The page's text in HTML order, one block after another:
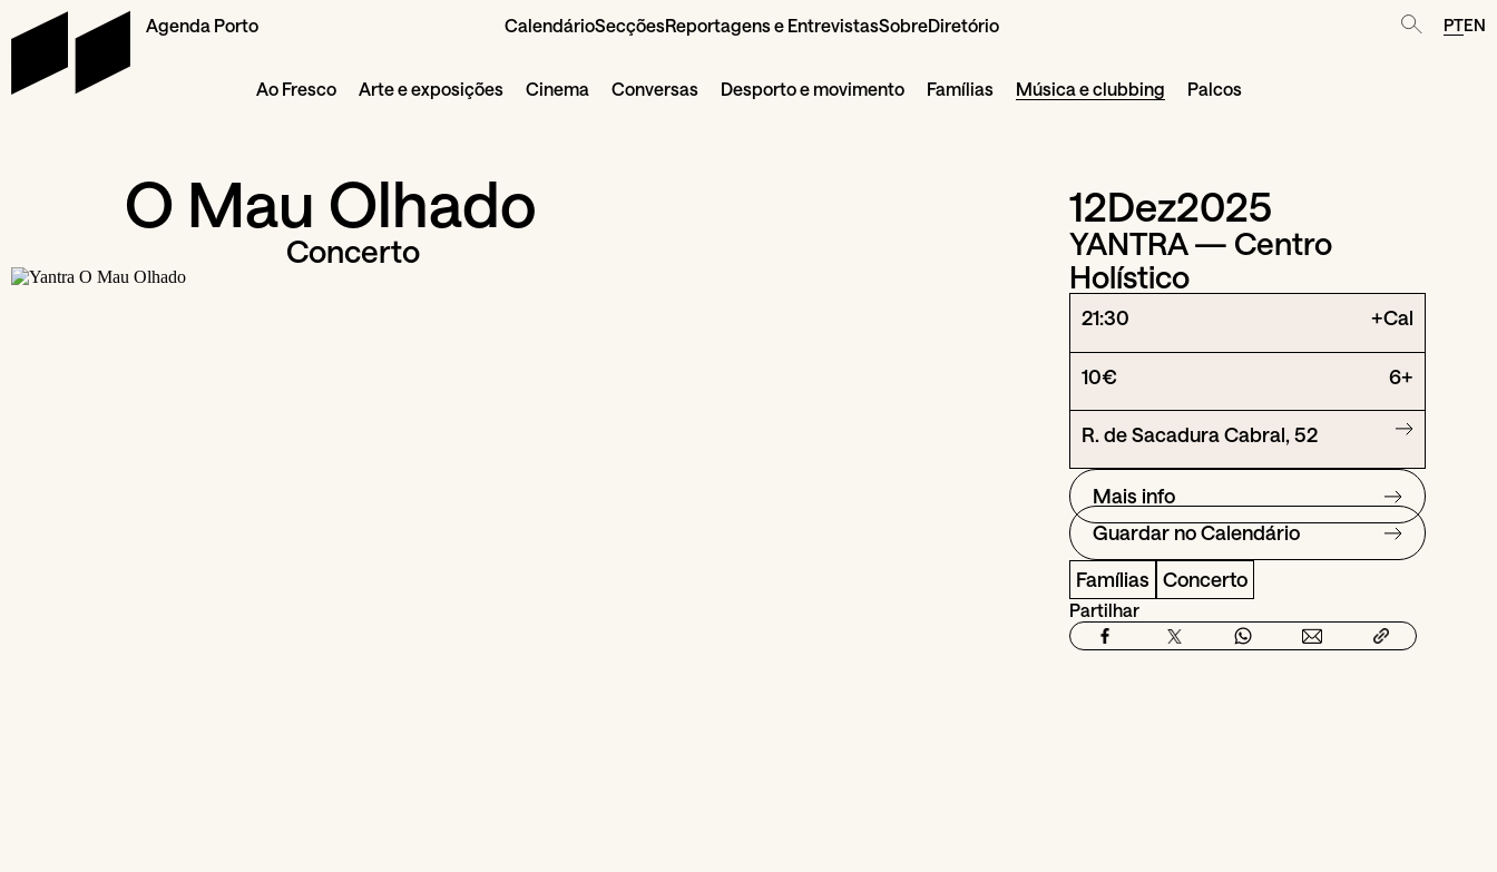
Agenda Porto CalendárioSecçõesReportagens e EntrevistasSobreDiretório
Ao Fresco Arte e exposições Cinema Conversas Desporto e movimento Famílias Música e clubbing Palcos
PTEN
O Mau Olhado
Concerto
12Dez2025
YANTRA — Centro
Holístico
21:30 +Cal
10€ 6+
R. de Sacadura Cabral, 52
Mais info
Guardar no Calendário
Famílias Concerto
Partilhar